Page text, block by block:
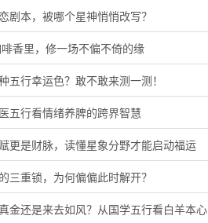
剧本，被哪个星神悄悄改写？
香里，修一场不偏不倚的缘
五行幸运色？敢不敢来测一测！
五行看情绪养脾的跨界智慧
更是财脉，读懂星象分野才能启动福运
三重锁，为何偏偏此时解开？
金还是来去如风？从国学五行看白羊本心